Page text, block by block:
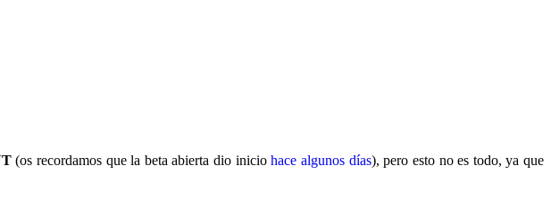
(os recordamos que la beta abierta dio iniciohace algunos días), pero esto no es todo, ya que